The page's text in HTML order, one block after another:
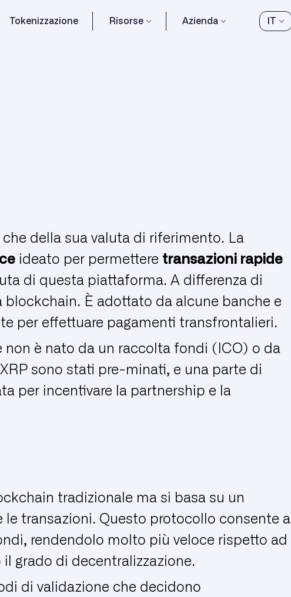
Tokenizzazione Risorse Azienda IT
della sua valuta di riferimento. La
ideato per permettere transazioni rapide
di questa piattaforma. A differenza di
È adottato da alcune banche e
per effettuare pagamenti transfrontalieri.
è nato da un raccolta fondi (ICO) o da
sono stati pre-minati, e una parte di
per incentivare la partnership e la
tradizionale ma si basa su un
transazioni. Questo protocollo consente a
rendendolo molto più veloce rispetto ad
grado di decentralizzazione.
di validazione che decidono